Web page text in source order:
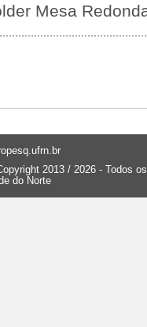
Mesa
2013 / 2026 - Todos
do Norte